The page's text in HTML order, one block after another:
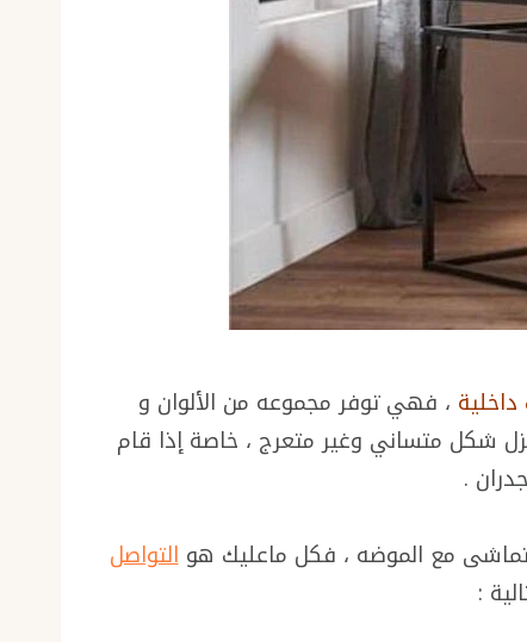
، فهي توفر مجموعه من الألوان و
شكل متساني وغير متعرج ، خاصة إذا قام
.
مع الموضه ، فكل ماعليك هوالتواصل
: